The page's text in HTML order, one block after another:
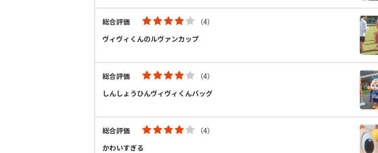
総合評価
（4）
ヴィヴィくんのルヴァンカップ
総合評価
（4）
しんしょうひんヴィヴィくんバッグ
総合評価
（4）
かわいすぎる